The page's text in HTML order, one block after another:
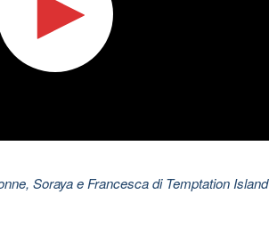
Soraya e Francesca di Temptation Island